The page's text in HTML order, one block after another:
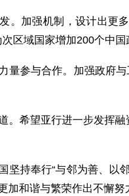
加强机制，设计出更多
区域国家增加200个中国
参与合作。加强政府与
希望亚行进一步发挥融
持奉行“与邻为善、以邻
加和谐与繁荣作出不懈努